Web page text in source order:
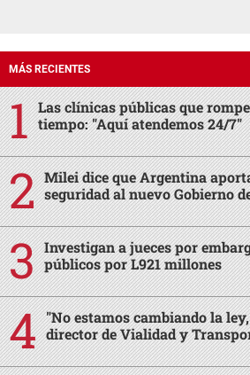
MÁS RECIENTES
Las clínicas públicas que
tiempo: "Aquí atendemos 24/7"
Milei dice que Argentina
seguridad al nuevo Gobierno
Investigan a jueces por
públicos por L921 millones
"No estamos cambiando la
director de Vialidad y